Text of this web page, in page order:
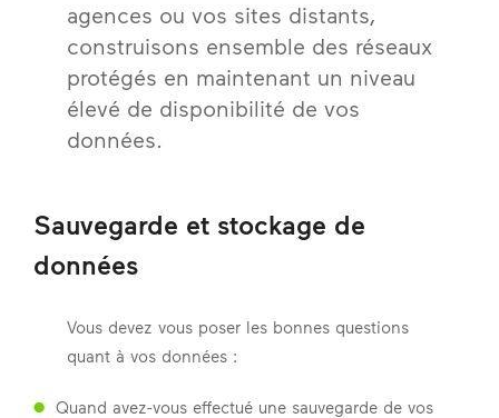
agences ou vos sites distants,
construisons ensemble des réseaux
protégés en maintenant un niveau
élevé de disponibilité de vos
données.
Sauvegarde et stockage de
données
Vous devez vous poser les bonnes questions
quant à vos données :
Quand avez-vous effectué une sauvegarde de vos